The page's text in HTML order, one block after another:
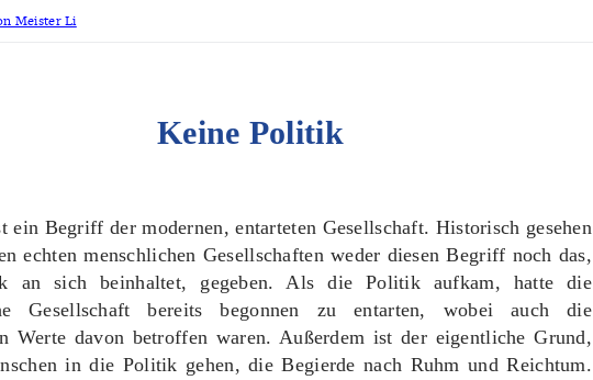
Meister Li
Keine Politik
ein Begriff der modernen, entarteten Gesellschaft. Historisch gesehen
echten menschlichen Gesellschaften weder diesen Begriff noch das,
an sich beinhaltet, gegeben. Als die Politik aufkam, hatte die
Gesellschaft bereits begonnen zu entarten, wobei auch die
Werte davon betroffen waren. Außerdem ist der eigentliche Grund,
in die Politik gehen, die Begierde nach Ruhm und Reichtum.